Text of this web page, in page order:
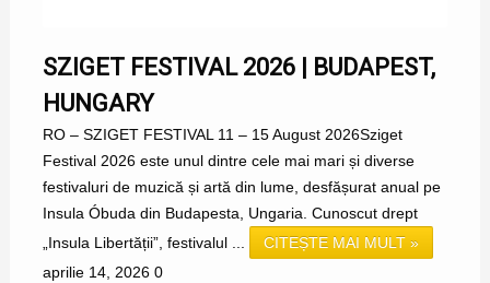
SZIGET FESTIVAL 2026 | BUDAPEST,
HUNGARY
RO – SZIGET FESTIVAL 11 – 15 August 2026Sziget
Festival 2026 este unul dintre cele mai mari și diverse
festivaluri de muzică și artă din lume, desfășurat anual pe
Insula Óbuda din Budapesta, Ungaria. Cunoscut drept
„Insula Libertății”, festivalul ...
CITEȘTE MAI MULT »
aprilie 14, 2026 0